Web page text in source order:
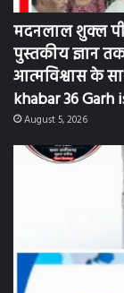
स्मार्ट मीटर से
भ्रम: khabar
August 5, 2026